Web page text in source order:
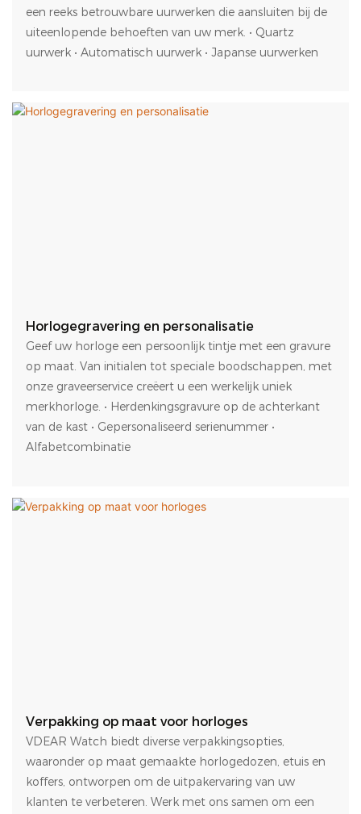
een reeks betrouwbare uurwerken die aansluiten bij de
uiteenlopende behoeften van uw merk. • Quartz
uurwerk • Automatisch uurwerk • Japanse uurwerken
Horlogegravering en personalisatie
Geef uw horloge een persoonlijk tintje met een gravure
op maat. Van initialen tot speciale boodschappen, met
onze graveerservice creëert u een werkelijk uniek
merkhorloge. • Herdenkingsgravure op de achterkant
van de kast • Gepersonaliseerd serienummer •
Alfabetcombinatie
Verpakking op maat voor horloges
VDEAR Watch biedt diverse verpakkingsopties,
waaronder op maat gemaakte horlogedozen, etuis en
koffers, ontworpen om de uitpakervaring van uw
klanten te verbeteren. Werk met ons samen om een ​​